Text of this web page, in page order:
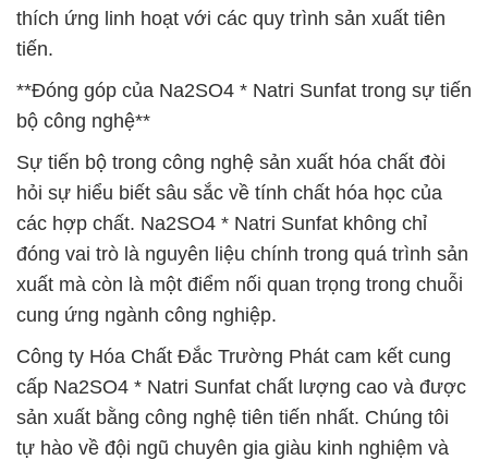
thích ứng linh hoạt với các quy trình sản xuất tiên
tiến.
**Đóng góp của Na2SO4 * Natri Sunfat trong sự tiến
bộ công nghệ**
Sự tiến bộ trong công nghệ sản xuất hóa chất đòi
hỏi sự hiểu biết sâu sắc về tính chất hóa học của
các hợp chất. Na2SO4 * Natri Sunfat không chỉ
đóng vai trò là nguyên liệu chính trong quá trình sản
xuất mà còn là một điểm nối quan trọng trong chuỗi
cung ứng ngành công nghiệp.
Công ty Hóa Chất Đắc Trường Phát cam kết cung
cấp Na2SO4 * Natri Sunfat chất lượng cao và được
sản xuất bằng công nghệ tiên tiến nhất. Chúng tôi
tự hào về đội ngũ chuyên gia giàu kinh nghiệm và